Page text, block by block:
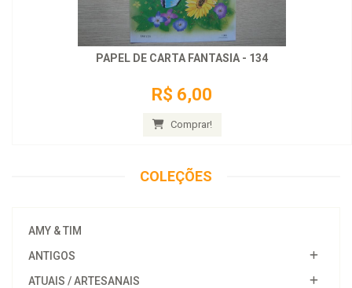
PAPEL DE CARTA FANTASIA - 134
R$ 6,00
Comprar!
COLEÇÕES
AMY & TIM
ANTIGOS
ATUAIS / ARTESANAIS